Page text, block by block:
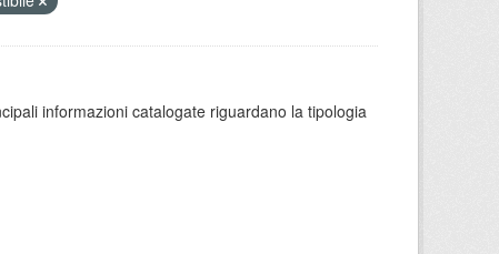
informazioni catalogate riguardano la tipologia